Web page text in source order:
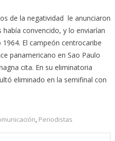
de la negatividad le anunciaron
convencido, y lo enviarían
El campeón centrocaribe
panamericano en Sao Paulo
cita. En su eliminatoria
eliminado en la semifinal con
, Periodistas